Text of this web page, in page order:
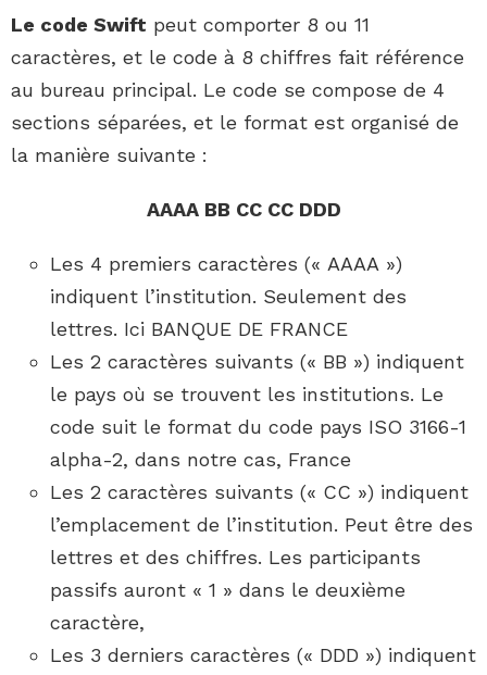
Le code Swift peut comporter 8 ou 11
caractères, et le code à 8 chiffres fait référence
au bureau principal. Le code se compose de 4
sections séparées, et le format est organisé de
la manière suivante :
AAAA BB CC CC DDD
Les 4 premiers caractères (« AAAA »)
indiquent l’institution. Seulement des
lettres. Ici BANQUE DE FRANCE
Les 2 caractères suivants (« BB ») indiquent
le pays où se trouvent les institutions. Le
code suit le format du code pays ISO 3166-1
alpha-2, dans notre cas, France
Les 2 caractères suivants (« CC ») indiquent
l’emplacement de l’institution. Peut être des
lettres et des chiffres. Les participants
passifs auront « 1 » dans le deuxième
caractère,
Les 3 derniers caractères (« DDD ») indiquent